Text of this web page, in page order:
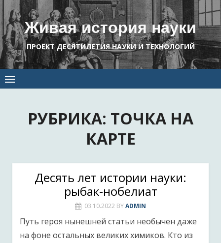
Skip
to
contentЖивая история науки
ПРОЕКТ ДЕСЯТИЛЕТИЯ НАУКИ И ТЕХНОЛОГИЙ
РУБРИКА: ТОЧКА НА
КАРТЕ
Десять лет истории науки:
рыбак-нобелиат
03.10.2022 BYADMIN
Путь героя нынешней статьи необычен даже
на фоне остальных великих химиков. Кто из